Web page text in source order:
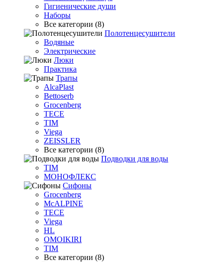
Гигиенические души
Наборы
Все категории (8)
Полотенцесушители
Водяные
Электрические
Люки
Практика
Трапы
AlcaPlast
Bettoserb
Grocenberg
TECE
TIM
Viega
ZEISSLER
Все категории (8)
Подводки для воды
TIM
МОНОФЛЕКС
Сифоны
Grocenberg
McALPINE
TECE
Viega
HL
OMOIKIRI
TIM
Все категории (8)